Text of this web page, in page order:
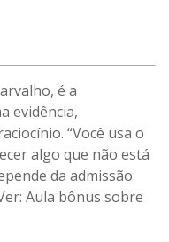
é a
evidência,
“Você usa o
algo que não está
da admissão
Aula bônus sobre